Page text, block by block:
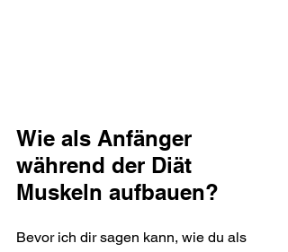
Wie als Anfänger
während der Diät
Muskeln aufbauen?
Bevor ich dir sagen kann, wie du als